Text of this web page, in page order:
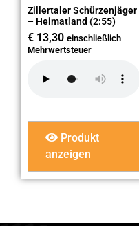
Zillertaler Schürzenjäger
– Heimatland (2:55)
€ 13,30 einschließlich
Mehrwertsteuer
Produkt
anzeigen